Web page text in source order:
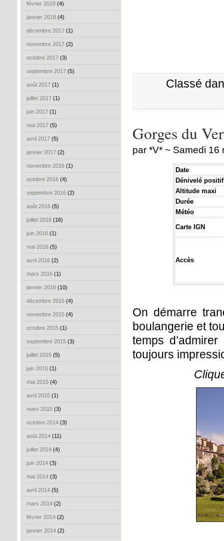
février 2018 (4)
janvier 2018 (4)
décembre 2017 (1)
novembre 2017 (2)
octobre 2017 (3)
septembre 2017 (5)
août 2017 (1)
juillet 2017 (1)
juin 2017 (1)
mai 2017 (5)
avril 2017 (5)
janvier 2017 (2)
novembre 2016 (1)
octobre 2016 (4)
septembre 2016 (2)
août 2016 (5)
juillet 2016 (16)
juin 2016 (1)
mai 2016 (5)
avril 2016 (2)
mars 2016 (1)
janvier 2016 (10)
décembre 2015 (4)
novembre 2015 (4)
octobre 2015 (1)
septembre 2015 (3)
juillet 2015 (5)
juin 2015 (1)
mai 2015 (4)
avril 2015 (1)
mars 2015 (3)
octobre 2014 (3)
août 2014 (11)
juillet 2014 (4)
juin 2014 (3)
mai 2014 (3)
avril 2014 (5)
mars 2014 (2)
février 2014 (2)
janvier 2014 (2)
Classé
Gorges du
par *V* ~ Samedi 16
Date
Dénivelé positif
Altitude maxi
Durée
Météo
Carte IGN
Accès
On démarre
boulangerie et
temps
toujours